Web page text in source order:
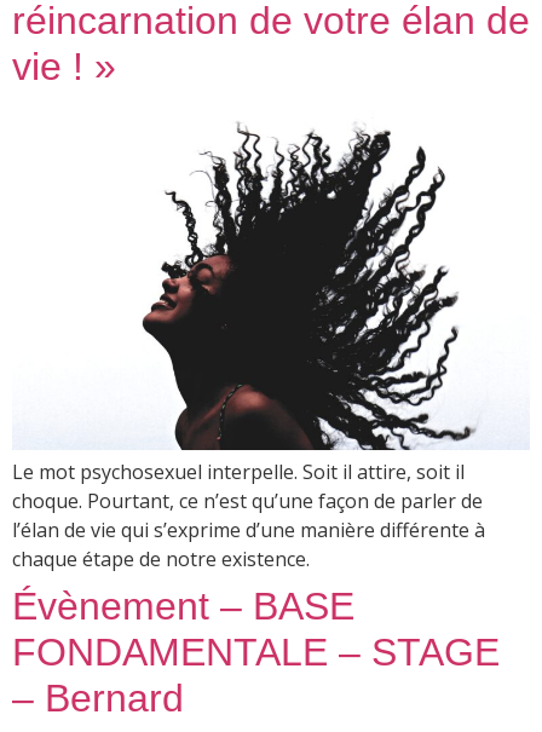
réincarnation de votre élan de
vie ! »
Le mot psychosexuel interpelle. Soit il attire, soit il
choque. Pourtant, ce n’est qu’une façon de parler de
l’élan de vie qui s’exprime d’une manière différente à
chaque étape de notre existence.
Évènement – BASE
FONDAMENTALE – STAGE
– Bernard